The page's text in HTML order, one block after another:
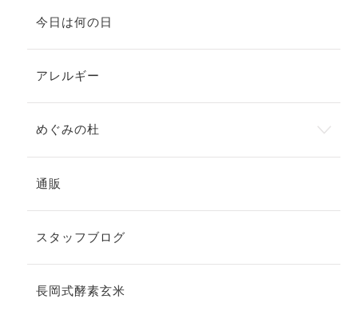
今日は何の日
アレルギー
めぐみの杜
通販
スタッフブログ
長岡式酵素玄米